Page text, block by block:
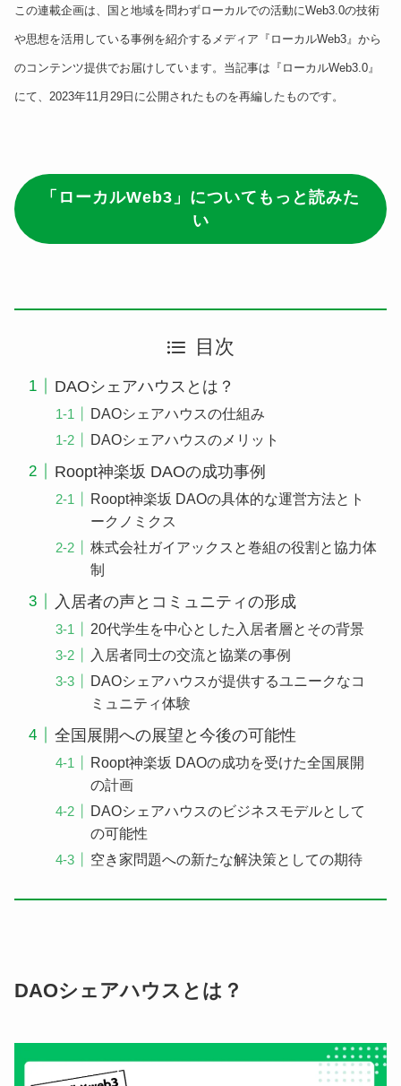
この連載企画は、国と地域を問わずローカルでの活動にWeb3.0の技術
や思想を活用している事例を紹介するメディア『ローカルWeb3』から
のコンテンツ提供でお届けしています。当記事は『ローカルWeb3.0』
にて、2023年11月29日に公開されたものを再編したものです。
「ローカルWeb3」についてもっと読みた
い
目次
DAOシェアハウスとは？
DAOシェアハウスの仕組み
DAOシェアハウスのメリット
Roopt神楽坂 DAOの成功事例
Roopt神楽坂 DAOの具体的な運営方法とト
ークノミクス
株式会社ガイアックスと巻組の役割と協力体
制
入居者の声とコミュニティの形成
20代学生を中心とした入居者層とその背景
入居者同士の交流と協業の事例
DAOシェアハウスが提供するユニークなコ
ミュニティ体験
全国展開への展望と今後の可能性
Roopt神楽坂 DAOの成功を受けた全国展開
の計画
DAOシェアハウスのビジネスモデルとして
の可能性
空き家問題への新たな解決策としての期待
DAOシェアハウスとは？